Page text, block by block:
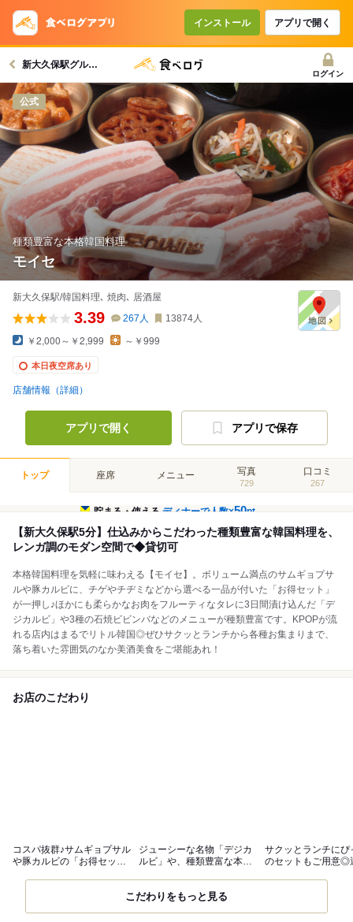
インストール アプリで開く
新大久保駅グルメへ
ログイン
公式
種類豊富な本格韓国料理
モイセ
新大久保駅/韓国料理､ 焼肉､ 居酒屋
3.39 267 人 13874人
￥2,000～￥2,999 ～￥999
本日夜空席あり
店舗情報（詳細）
アプリで開く アプリで保存
トップ 座席 メニュー 写真
729
口コミ
267
貯まる・使えるディナーで人数×50pt
【新大久保駅5分】仕込みからこだわった種類豊富な韓国料理を、
レンガ調のモダン空間で◆貸切可
本格韓国料理を気軽に味わえる【モイセ】。ボリューム満点のサムギョプサ
ルや豚カルビに、チゲやチヂミなどから選べる一品が付いた「お得セット」
が一押し♪ほかにも柔らかなお肉をフルーティなタレに3日間漬け込んだ「デ
ジカルビ」や3種の石焼ビビンバなどのメニューが種類豊富です。KPOPが流
れる店内はまるでリトル韓国◎ぜひサクッとランチから各種お集まりまで、
落ち着いた雰囲気のなか美酒美食をご堪能あれ！
お店のこだわり
コスパ抜群♪サムギョプサル
や豚カルビの「お得セッ
ジューシーな名物「デジカ
ルビ」や、種類豊富な本格
サクッとランチにぴ
のセットもご用意◎
こだわりをもっと見る